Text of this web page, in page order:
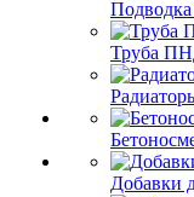
Труба
Добавки